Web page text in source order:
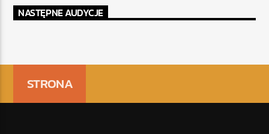
NASTĘPNE AUDYCJE
STRONA